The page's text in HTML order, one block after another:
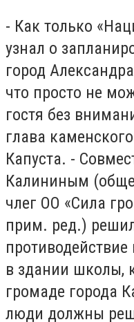
- Как только
узнал о
город
что просто не
гостя без
глава
Капуста. -
Калининым
члег ОО «Сила
прим. ред.)
в здании школы,
громаде города
люди должны